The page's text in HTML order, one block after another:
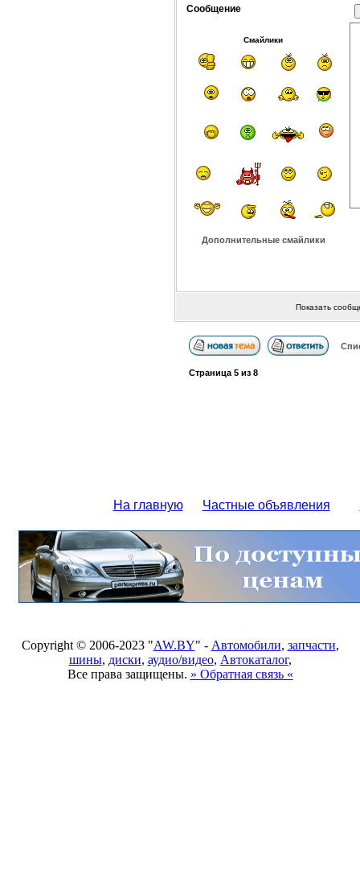
Сообщение
Смайлики
Дополнительные смайлики
Показать
Страница 5из 8
На главную Частные объявления
Copyright © 2006-2023 "AW.BY" - Автомобили, запчасти,
шины, диски, аудио/видео, Автокаталог,
Все права защищены. » Обратная связь «